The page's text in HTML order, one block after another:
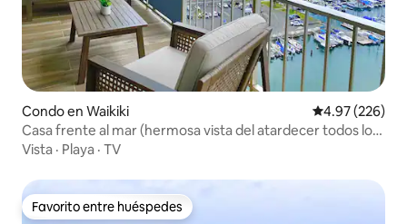
Condo en Waikiki Calificación
4.97 (226)
Casa frente al mar (hermosa vista del atardecer todos los
días)
Vista · Playa · TV
Favorito entre huéspedes
Favorito entre huéspedes